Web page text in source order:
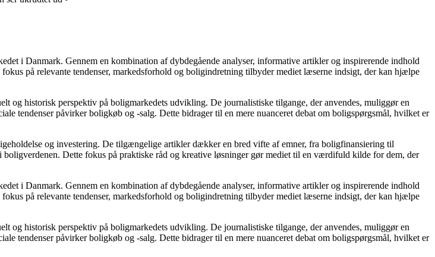
i Danmark. Gennem en kombination af dybdegående analyser, informative artikler og inspirerende indhold
på relevante tendenser, markedsforhold og boligindretning tilbyder mediet læserne indsigt, der kan hjælpe
og historisk perspektiv på boligmarkedets udvikling. De journalistiske tilgange, der anvendes, muliggør en
tendenser påvirker boligkøb og -salg. Dette bidrager til en mere nuanceret debat om boligspørgsmål, hvilket er
og investering. De tilgængelige artikler dækker en bred vifte af emner, fra boligfinansiering til
Dette fokus på praktiske råd og kreative løsninger gør mediet til en værdifuld kilde for dem, der
i Danmark. Gennem en kombination af dybdegående analyser, informative artikler og inspirerende indhold
på relevante tendenser, markedsforhold og boligindretning tilbyder mediet læserne indsigt, der kan hjælpe
og historisk perspektiv på boligmarkedets udvikling. De journalistiske tilgange, der anvendes, muliggør en
tendenser påvirker boligkøb og -salg. Dette bidrager til en mere nuanceret debat om boligspørgsmål, hvilket er